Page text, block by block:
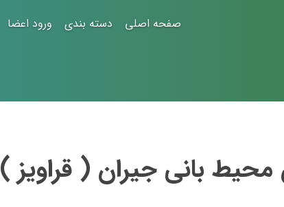
صفحه اصلی دسته بندی ورود اعضا
بانی جیران ( قراویز )